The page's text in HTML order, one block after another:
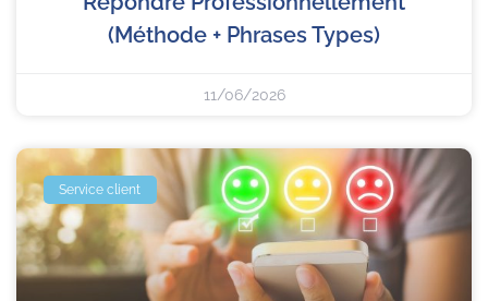
(méthode + Phrases Types)
11/06/2026
Service client